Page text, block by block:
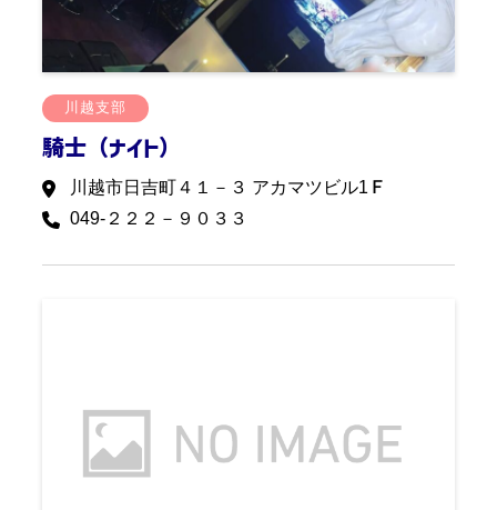
川越支部
騎士（ナイト）
川越市日吉町４１－３ アカマツビル1Ｆ
049-２２２－９０３３